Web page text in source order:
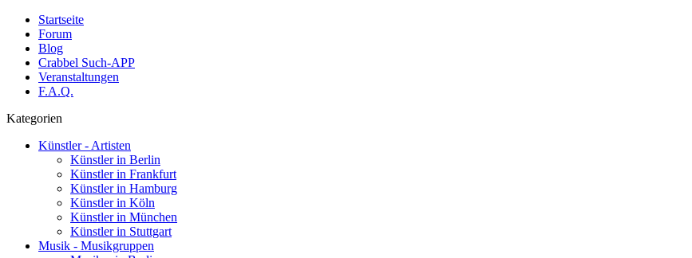
Startseite
Forum
Blog
Crabbel Such-APP
Veranstaltungen
F.A.Q.
Kategorien
Künstler - Artisten
Künstler in Berlin
Künstler in Frankfurt
Künstler in Hamburg
Künstler in Köln
Künstler in München
Künstler in Stuttgart
Musik - Musikgruppen